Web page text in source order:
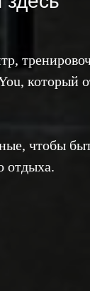
который
чтобы
отдыха.